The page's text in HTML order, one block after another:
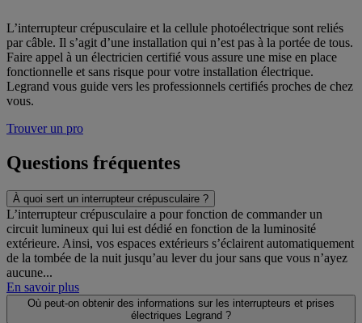
L’interrupteur crépusculaire et la cellule photoélectrique sont reliés
par câble. Il s’agit d’une installation qui n’est pas à la portée de tous.
Faire appel à un électricien certifié vous assure une mise en place
fonctionnelle et sans risque pour votre installation électrique.
Legrand vous guide vers les professionnels certifiés proches de chez
vous.
Trouver un pro
Questions fréquentes
À quoi sert un interrupteur crépusculaire ?
L’interrupteur crépusculaire a pour fonction de commander un
circuit lumineux qui lui est dédié en fonction de la luminosité
extérieure. Ainsi, vos espaces extérieurs s’éclairent automatiquement
de la tombée de la nuit jusqu’au lever du jour sans que vous n’ayez
aucune...
En savoir plus
Où peut-on obtenir des informations sur les interrupteurs et prises
électriques Legrand ?